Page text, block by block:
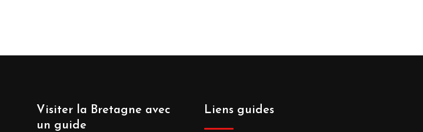
Visiter la Bretagne avec
un guide
Liens guides